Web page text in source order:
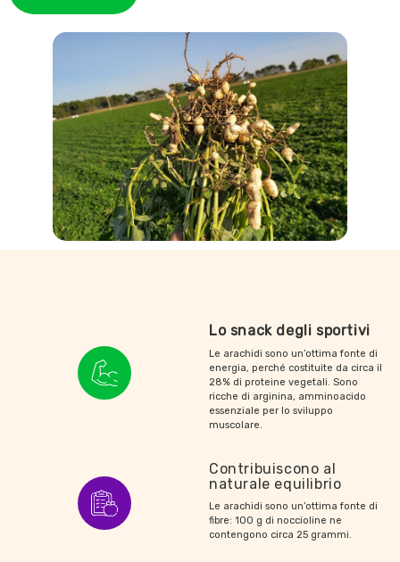
Lo snack degli sportivi
Le arachidi sono un’ottima fonte di
energia, perché costituite da circa il
28% di proteine vegetali. Sono
ricche di arginina, amminoacido
essenziale per lo sviluppo
muscolare.
Contribuiscono al
naturale equilibrio
Le arachidi sono un’ottima fonte di
fibre: 100 g di noccioline ne
contengono circa 25 grammi.